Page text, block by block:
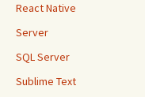
React Native
Server
SQL Server
Sublime Text